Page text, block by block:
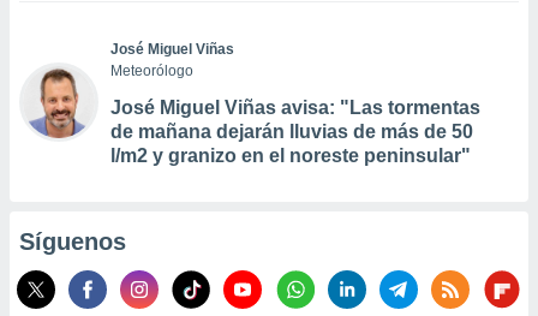
José Miguel Viñas
Meteorólogo
José Miguel Viñas avisa: "Las tormentas
de mañana dejarán lluvias de más de 50
l/m2 y granizo en el noreste peninsular"
Síguenos